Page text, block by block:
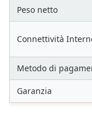
Peso netto
Connettività
Metodo di
Garanzia